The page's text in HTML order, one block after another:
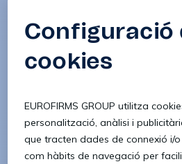
Contrasenya
Confirmar contrasenya